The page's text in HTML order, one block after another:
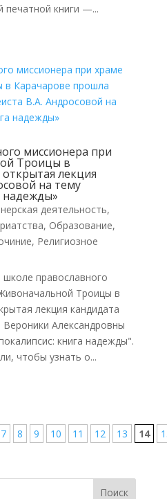
печатной книги —...
миссионера при
Троицы в
лекция
на тему
надежды»
деятельность,
, Образование,
, Религиозное
православного
Троицы в
лекция кандидата
Александровны
книга надежды".
чтобы узнать о...
7 8 9 10 11 12 13 14
Поиск